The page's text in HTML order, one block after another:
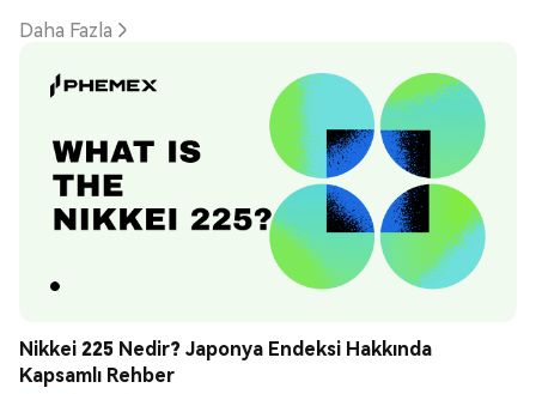
Daha Fazla
Nikkei 225 Nedir? Japonya Endeksi Hakkında
Kapsamlı Rehber